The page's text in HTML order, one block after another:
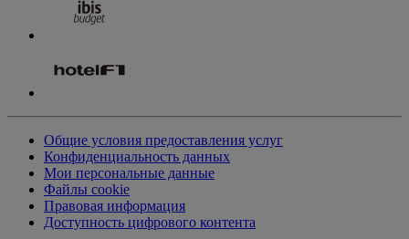
Общие условия предоставления услуг
Конфиденциальность данных
Мои персональные данные
Файлы cookie
Правовая информация
Доступность цифрового контента